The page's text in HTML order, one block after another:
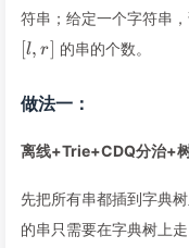
符串；给定一个字符串
[l, r] 的串的个数。
做法一：
离线+Trie+CDQ分治+
先把所有串都插到字典
的串只需要在字典树上